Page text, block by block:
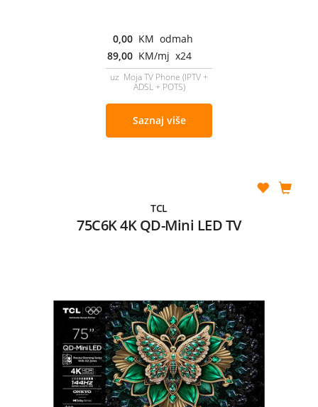
0,00 KM odmah
89,00 KM/mj x24
uz Moja TV Phone (IPTV +
ADSL + POTS)
Saznaj više
TCL
75C6K 4K QD-Mini LED TV